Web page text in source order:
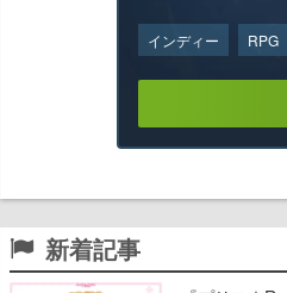
インディー RPG
新着記事